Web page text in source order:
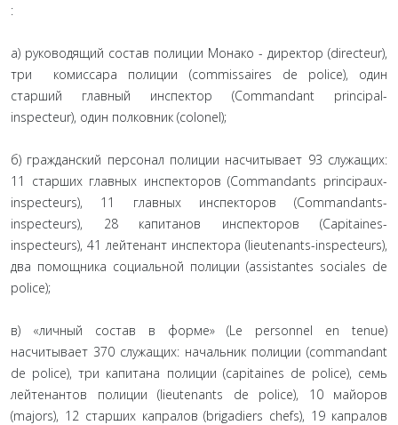
:
а) руководящий состав полиции Монако - директор (directeur),
три комиссара полиции (commissaires de police), один
старший главный инспектор (Commandant principal-
inspecteur), один полковник (colonel);
б) гражданский персонал полиции насчитывает 93 служащих:
11 старших главных инспекторов (Commandants principaux-
inspecteurs), 11 главных инспекторов (Commandants-
inspecteurs), 28 капитанов инспекторов (Capitaines-
inspecteurs), 41 лейтенант инспектора (lieutenants-inspecteurs),
два помощника социальной полиции (assistantes sociales de
police);
в) «личный состав в форме» (Le personnel en tenue)
насчитывает 370 служащих: начальник полиции (commandant
de police), три капитана полиции (capitaines de police), семь
лейтенантов полиции (lieutenants de police), 10 майоров
(majors), 12 старших капралов (brigadiers chefs), 19 капралов